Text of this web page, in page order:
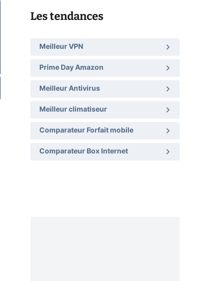
Les tendances
Meilleur VPN
Prime Day Amazon
Meilleur Antivirus
Meilleur climatiseur
Comparateur Forfait mobile
Comparateur Box Internet